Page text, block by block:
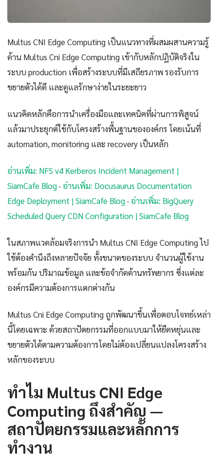
Multus CNI Edge Computing เป็นแนวทางที่ผสมผสานความรู้
ด้าน Multus Cni Edge Computing เข้ากับหลักปฏิบัติจริงใน
ระบบ production เพื่อสร้างระบบที่มีเสถียรภาพ รองรับการ
ขยายตัวได้ดี และดูแลรักษาง่ายในระยะยาว
แนวคิดหลักคือการนำเครื่องมือและเทคนิคที่ผ่านการพิสูจน์
แล้วมาประยุกต์ใช้กับโครงสร้างพื้นฐานขององค์กร โดยเน้นที่
automation, monitoring และ recovery เป็นหลัก
อ่านเพิ่ม: NFS v4 Kerberos Incident Management |
SiamCafe Blog · อ่านเพิ่ม: Docusaurus Documentation
Edge Deployment | SiamCafe Blog · อ่านเพิ่ม: BigQuery
Scheduled Query CDN Configuration | SiamCafe Blog
ในสภาพแวดล้อมจริงการนำ Multus CNI Edge Computing ไป
ใช้ต้องคำนึงถึงหลายปัจจัย ทั้งขนาดของระบบ จำนวนผู้ใช้งาน
พร้อมกัน ปริมาณข้อมูล และข้อจำกัดด้านทรัพยากร ซึ่งแต่ละ
องค์กรมีความต้องการแตกต่างกัน
Multus Cni Edge Computing ถูกพัฒนาขึ้นเพื่อตอบโจทย์เหล่า
นี้โดยเฉพาะ ด้วยสถาปัตยกรรมที่ออกแบบมาให้ยืดหยุ่นและ
ขยายตัวได้ตามความต้องการโดยไม่ต้องเปลี่ยนแปลงโครงสร้าง
หลักของระบบ
ทำไม Multus CNI Edge
Computing ถึงสำคัญ —
สถาปัตยกรรมและหลักการ
ทำงาน